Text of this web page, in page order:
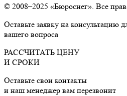
© 2008–2025 «Бюроснег». Все
Оставьте заявку на консультацию
вашего вопроса
РАССЧИТАТЬ ЦЕНУ
И СРОКИ
Оставьте свои контакты
и наш менеджер вам перезвонит